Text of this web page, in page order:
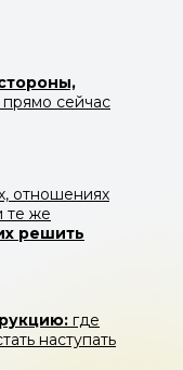
сейчас
отношениях
те же
решить
где
наступать